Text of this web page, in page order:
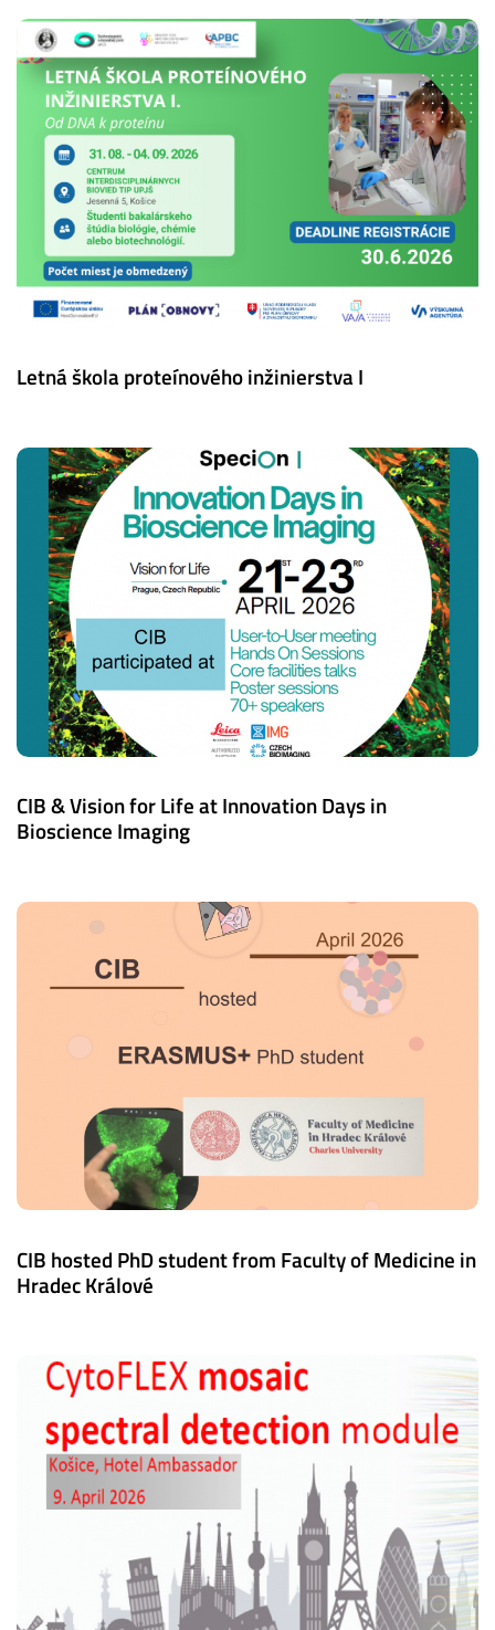
Letná škola proteínového inžinierstva I
CIB & Vision for Life at Innovation Days in
Bioscience Imaging
CIB hosted PhD student from Faculty of Medicine in
Hradec Králové